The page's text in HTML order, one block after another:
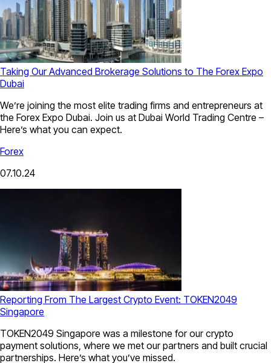
Taking Our Advanced Brokerage Solutions to The Forex Expo
Dubai
We’re joining the most elite trading firms and entrepreneurs at
the Forex Expo Dubai. Join us at Dubai World Trading Centre –
Here’s what you can expect.
Forex
07.10.24
Reporting From The Largest Crypto Event: TOKEN2049
Singapore
TOKEN2049 Singapore was a milestone for our crypto
payment solutions, where we met our partners and built crucial
partnerships. Here’s what you’ve missed.